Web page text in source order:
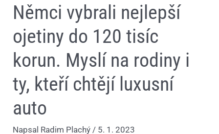
Němci vybrali nejlepší
ojetiny do 120 tisíc
korun. Myslí na rodiny i
ty, kteří chtějí luxusní
auto
Napsal Radim Plachý / 5. 1. 2023